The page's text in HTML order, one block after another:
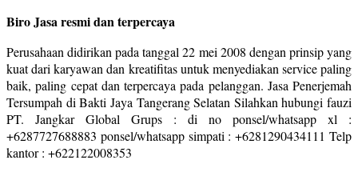
Biro Jasa resmi dan terpercaya
Perusahaan didirikan pada tanggal 22 mei 2008 dengan prinsip yang
kuat dari karyawan dan kreatifitas untuk menyediakan service paling
baik, paling cepat dan terpercaya pada pelanggan. Jasa Penerjemah
Tersumpah di Bakti Jaya Tangerang Selatan Silahkan hubungi fauzi
PT. Jangkar Global Grups : di no ponsel/whatsapp xl :
+6287727688883 ponsel/whatsapp simpati : +6281290434111 Telp
kantor : +622122008353